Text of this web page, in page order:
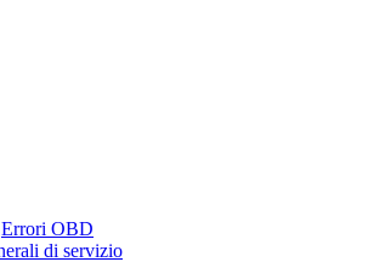
Errori OBD
di servizio